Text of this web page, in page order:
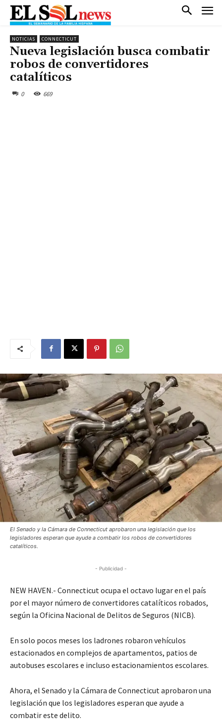
NOTICIAS CONNECTICUT
Nueva legislación busca combatir
robos de convertidores
catalíticos
0 669
El Senado y la Cámara de Connecticut aprobaron una legislación que los
legisladores esperan que ayude a combatir los robos de convertidores
catalíticos.
- Publicidad -
NEW HAVEN.- Connecticut ocupa el octavo lugar en el país
por el mayor número de convertidores catalíticos robados,
según la Oficina Nacional de Delitos de Seguros (NICB).
En solo pocos meses los ladrones robaron vehículos
estacionados en complejos de apartamentos, patios de
autobuses escolares e incluso estacionamientos escolares.
Ahora, el Senado y la Cámara de Connecticut aprobaron una
legislación que los legisladores esperan que ayude a
combatir este delito.